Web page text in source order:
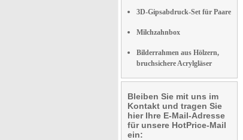
3D-Gipsabdruck-Set für Paare
Milchzahnbox
Bilderrahmen aus Hölzern,
bruchsichere Acrylgläser
Bleiben Sie mit uns im
Kontakt und tragen Sie
hier Ihre E-Mail-Adresse
für unsere HotPrice-Mail
ein: